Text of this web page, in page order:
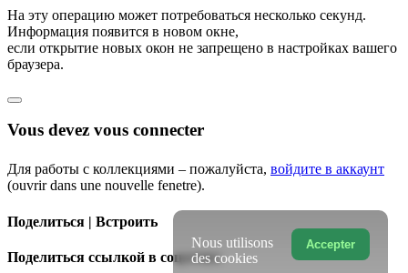
На эту операцию может потребоваться несколько секунд.
Информация появится в новом окне,
если открытие новых окон не запрещено в настройках вашего
браузера.
Vous devez vous connecter
Для работы с коллекциями – пожалуйста, войдите в аккаунт
(ouvrir dans une nouvelle fenetre).
Поделиться | Встроить
Поделиться ссылкой в соцсетях:
Accepter
Nous utilisons
des cookies